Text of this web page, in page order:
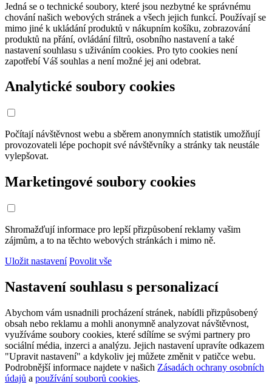
Jedná se o technické soubory, které jsou nezbytné ke správnému
chování našich webových stránek a všech jejich funkcí. Používají se
mimo jiné k ukládání produktů v nákupním košíku, zobrazování
produktů na přání, ovládání filtrů, osobního nastavení a také
nastavení souhlasu s uživáním cookies. Pro tyto cookies není
zapotřebí Váš souhlas a není možné jej ani odebrat.
Analytické soubory cookies
Počítají návštěvnost webu a sběrem anonymních statistik umožňují
provozovateli lépe pochopit své návštěvníky a stránky tak neustále
vylepšovat.
Marketingové soubory cookies
Shromažďují informace pro lepší přizpůsobení reklamy vašim
zájmům, a to na těchto webových stránkách i mimo ně.
Uložit nastavení Povolit vše
Nastavení souhlasu s personalizací
Abychom vám usnadnili procházení stránek, nabídli přizpůsobený
obsah nebo reklamu a mohli anonymně analyzovat návštěvnost,
využíváme soubory cookies, které sdílíme se svými partnery pro
sociální média, inzerci a analýzu. Jejich nastavení upravíte odkazem
"Upravit nastavení" a kdykoliv jej můžete změnit v patičce webu.
Podrobnější informace najdete v našich Zásadách ochrany osobních
údajů a používání souborů cookies.